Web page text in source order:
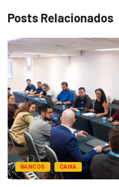
Posts Relacionados
BANCOS CAIXA